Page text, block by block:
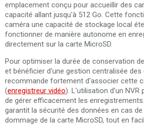
emplacement conçu pour accueillir des
capacité allant jusqu'à 512 Go. Cette
caméra une capacité de stockage local
fonctionner de manière autonome en
directement sur la carte MicroSD.
Pour optimiser la durée de conservation
et bénéficier d'une gestion centralisée des
recommande fortement d'associer cette
(enregistreur vidéo). L'utilisation d'un
de gérer efficacement les
garantit la sécurité des données en cas de
dommage de la carte MicroSD, tout en